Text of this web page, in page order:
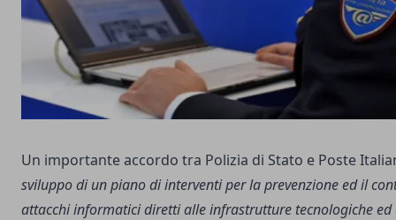
Un importante accordo tra Polizia di Stato e Poste
sviluppo di un piano di interventi per la prevenzione ed il
attacchi informatici diretti alle infrastrutture tecnologiche ed